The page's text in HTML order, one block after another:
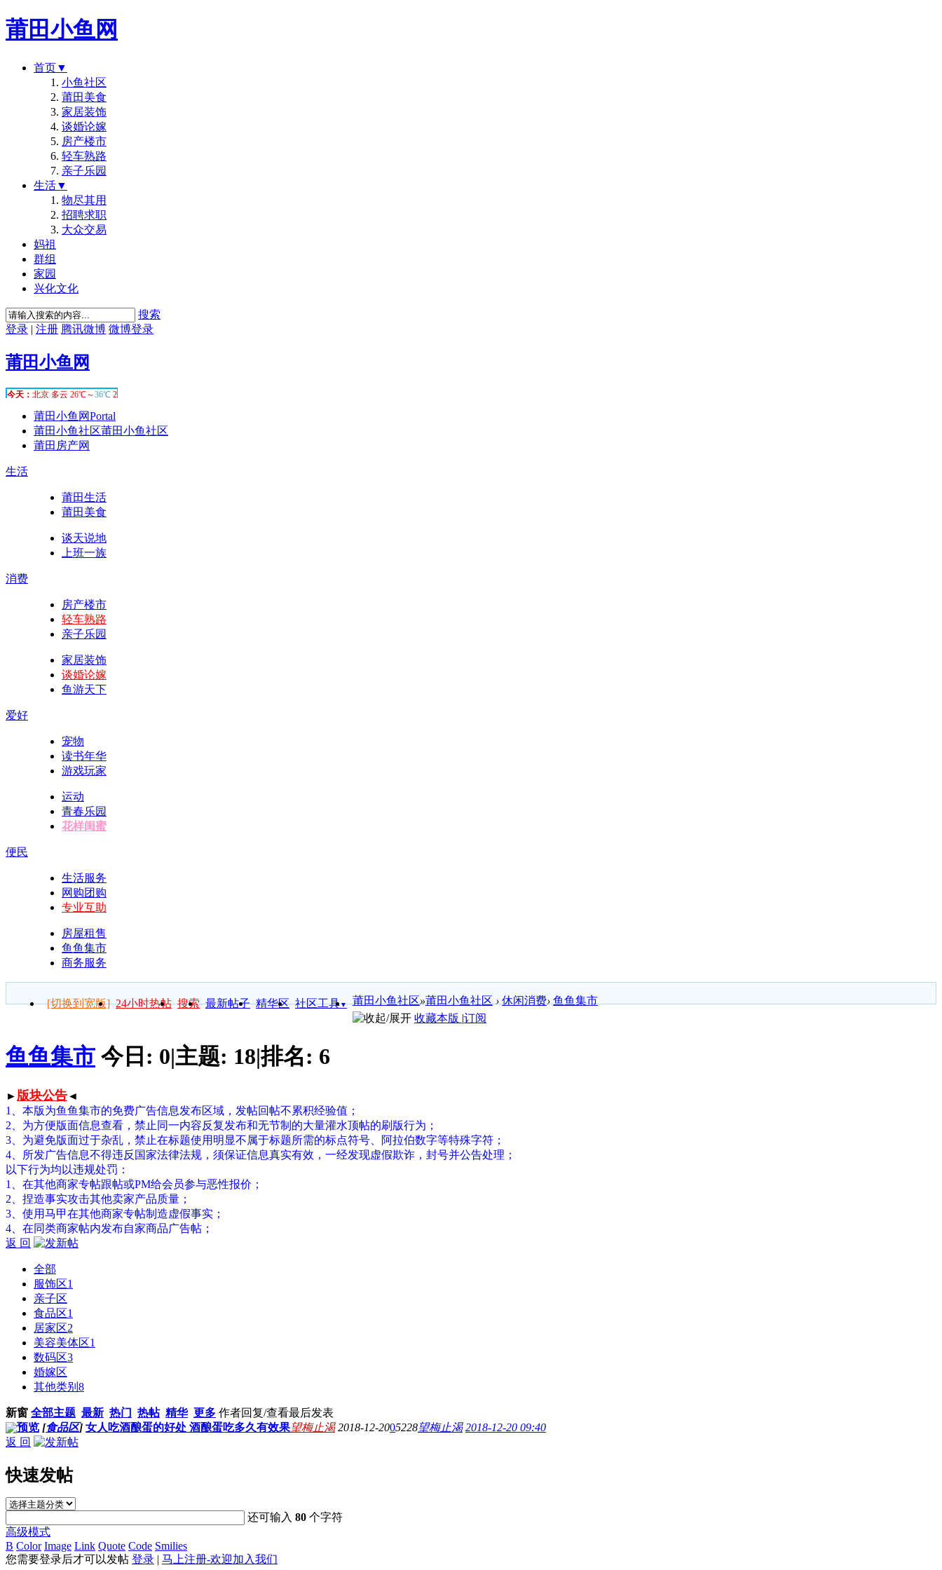
莆田小鱼网
首页▼
小鱼社区
莆田美食
家居装饰
谈婚论嫁
房产楼市
轻车熟路
亲子乐园
生活▼
物尽其用
招聘求职
大众交易
妈祖
群组
家园
兴化文化
搜索
登录 | 注册 腾讯微博 微博登录
莆田小鱼网
莆田小鱼网Portal
莆田小鱼社区莆田小鱼社区
莆田房产网
生活
莆田生活
莆田美食
谈天说地
上班一族
消费
房产楼市
轻车熟路
亲子乐园
家居装饰
谈婚论嫁
鱼游天下
爱好
宠物
读书年华
游戏玩家
运动
青春乐园
花样闺蜜
便民
生活服务
网购团购
专业互助
房屋租售
鱼鱼集市
商务服务
[切换到宽版] 24小时热帖 搜索 最新帖子 精华区 社区工具▼ 莆田小鱼社区»莆田小鱼社区 › 休闲消费› 鱼鱼集市
收藏本版 |订阅
鱼鱼集市 今日: 0|主题: 18|排名: 6
► 版块公告◄
1、本版为鱼鱼集市的免费广告信息发布区域，发帖回帖不累积经验值；
2、为方便版面信息查看，禁止同一内容反复发布和无节制的大量灌水顶帖的刷版行为；
3、为避免版面过于杂乱，禁止在标题使用明显不属于标题所需的标点符号、阿拉伯数字等特殊字符；
4、所发广告信息不得违反国家法律法规，须保证信息真实有效，一经发现虚假欺诈，封号并公告处理；
以下行为均以违规处罚：
1、在其他商家专帖跟帖或PM给会员参与恶性报价；
2、捏造事实攻击其他卖家产品质量；
3、使用马甲在其他商家专帖制造虚假事实；
4、在同类商家帖内发布自家商品广告帖；
返 回
全部
服饰区1
亲子区
食品区1
居家区2
美容美体区1
数码区3
婚嫁区
其他类别 8
新窗 全部主题 最新 热门 热帖 精华 更多 作者回复/查看最后发表
预览 [食品区] 女人吃酒酿蛋的好处 酒酿蛋吃多久有效果望梅止渴 2018-12-2005228望梅止渴 2018-12-20 09:40
返 回
快速发帖
还可输入80 个字符
高级模式
B Color Image Link Quote Code Smilies
您需要登录后才可以发帖 登录 | 马上注册-欢迎加入我们